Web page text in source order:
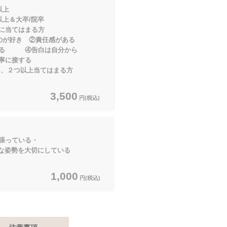
上
卒/院卒
まる方
好き ②責任感がある
白は自分から
する
上当てはまる方
3,500 円(税込)
ている・
大切にしている
1,000 円(税込)